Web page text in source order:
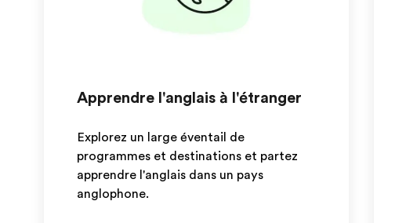
Apprendre l'anglais à l'étranger
Explorez un large éventail de
programmes et destinations et partez
apprendre l'anglais dans un pays
anglophone.